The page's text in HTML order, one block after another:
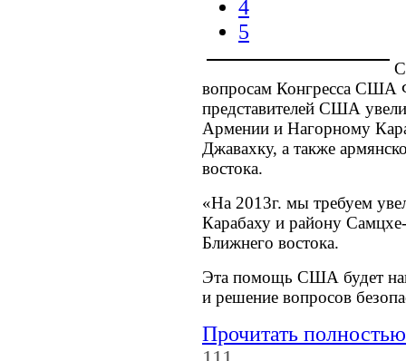
4
5
вопросам Конгресса США
представителей США
Армении и Нагорному
Джавахку, а также
востока.
«На 2013г. мы требуем
Карабаху и району
Ближнего востока.
Эта помощь США будет
и решение вопросов
Прочитать полностью